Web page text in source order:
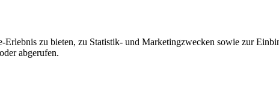
zu bieten, zu Statistik- und Marketingzwecken sowie zur
abgerufen.